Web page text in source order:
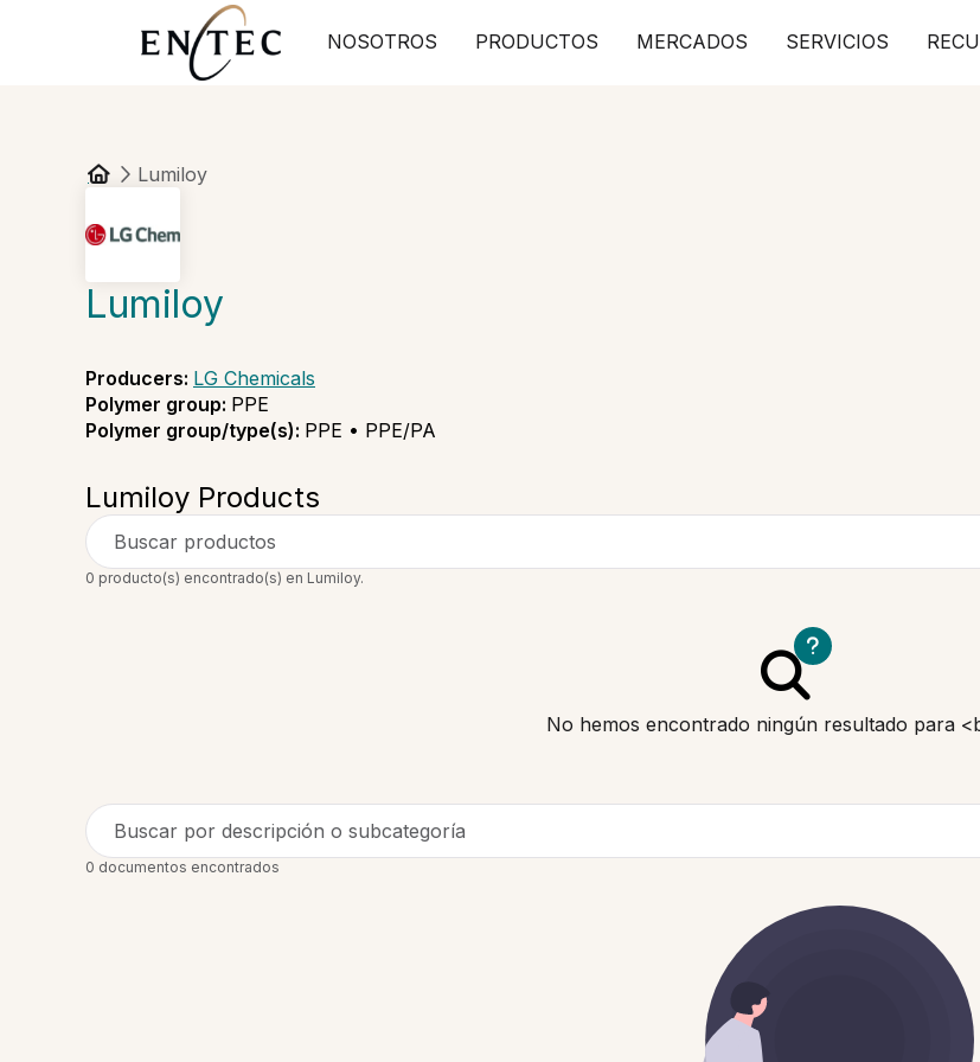
NOSOTROS PRODUCTOS MERCADOS SERVICIOS
Lumiloy
Lumiloy
Producers: LG Chemicals
Polymer group: PPE
Polymer group/type(s): PPE • PPE/PA
Lumiloy Products
Buscar productos
0 producto(s) encontrado(s) en Lumiloy.
No hemos encontrado ningún resultado para
Buscar por descripción o subcategoría
0 documentos encontrados